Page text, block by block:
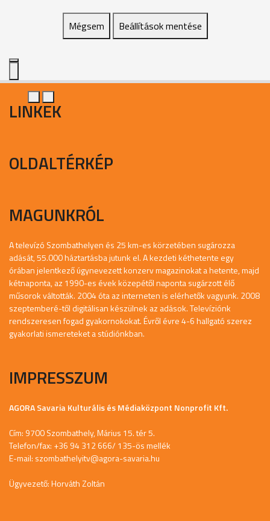
Mégsem Beállítások mentése
LINKEK
OLDALTÉRKÉP
MAGUNKRÓL
A televízó Szombathelyen és 25 km-es körzetében sugározza
adását, 55.000 háztartásba jutunk el. A kezdeti kéthetente egy
órában jelentkező úgynevezett konzerv magazinokat a hetente, majd
kétnaponta, az 1990-es évek közepétől naponta sugárzott élő
műsorok váltották. 2004 óta az interneten is elérhetők vagyunk. 2008
szeptemberé-től digitálisan készülnek az adások. Televíziónk
rendszeresen fogad gyakornokokat. Évről évre 4-6 hallgató szerez
gyakorlati ismereteket a stúdiónkban.
IMPRESSZUM
AGORA Savaria Kulturális és Médiaközpont Nonprofit Kft.
Cím: 9700 Szombathely, Márius 15. tér 5.
Telefon/fax: +36 94 312 666/ 135-ös mellék
E-mail: szombathelyitv@agora-savaria.hu
Ügyvezető: Horváth Zoltán